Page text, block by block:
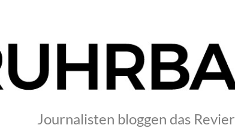
Journalisten bloggen das Revier